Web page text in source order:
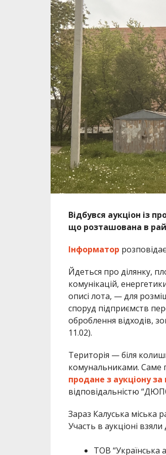
Відбувся аукціон із
що розташована в
Інформатор
Йдеться про ділянку,
комунікацій,
описі лота, — для
споруд підприємств
оброблення відходів,
11.02).
Територія — біля
комунальниками. Саме
продане з аукціону
відповідальністю
Зараз Калуська міська
Участь в аукціоні
ТОВ “Українська